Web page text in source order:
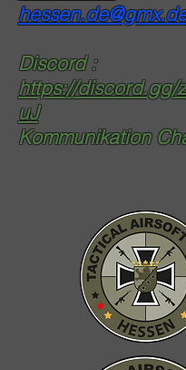
Discord :
https://discord.gg/
uJ
Kommunikation